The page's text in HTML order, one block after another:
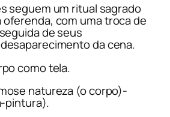
seguem um ritual sagrado
oferenda, com uma troca de
de seus
da cena.
como tela.
natureza (o corpo)-
pintura).